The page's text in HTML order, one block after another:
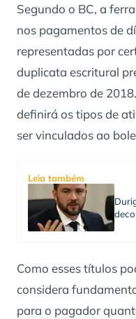
Segundo o BC, a
nos pagamentos de
representadas por
duplicata escritural
de dezembro de
definirá os tipos de
ser vinculados ao
Leia também
Como esses títulos
considera
para o pagador